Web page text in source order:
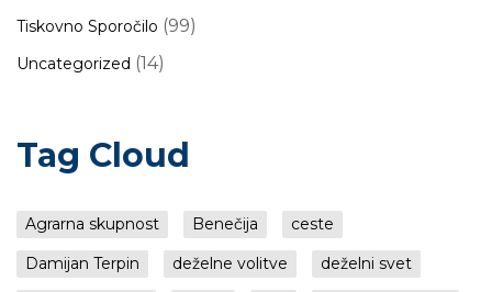
Tiskovno Sporočilo (99)
Uncategorized (14)
Tag Cloud
Agrarna skupnost Benečija
ceste
Damijan Terpin
deželne volitve
deželni svet